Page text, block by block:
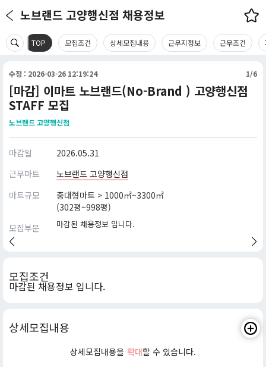
노브랜드 고양행신점 채용정보
TOP 모집조건 상세모집내용 근무지정보 근무조건
수정 : 2026-03-26 12:19:24 1/6
[마감] 이마트 노브랜드(No-Brand ) 고양행신점
STAFF 모집
노브랜드 고양행신점
마감일
2026.05.31
근무마트
노브랜드 고양행신점
마트규모
중대형마트 > 1000㎡~3300㎡
(302평~998평)
모집부문
마감된 채용정보 입니다.
모집조건
마감된 채용정보 입니다.
상세모집내용
상세모집내용을 확대할 수 있습니다.